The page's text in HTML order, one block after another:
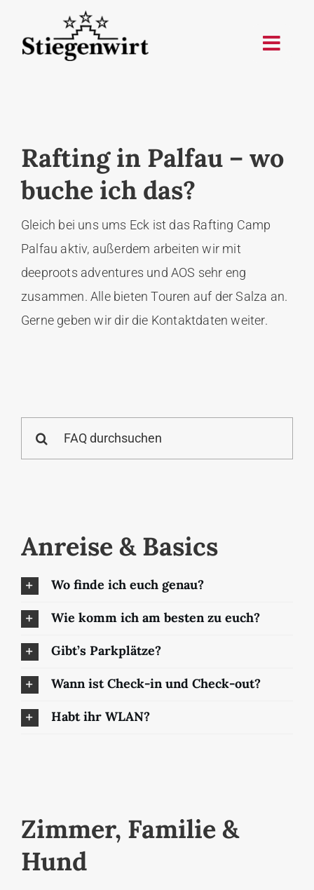
content
Rafting in Palfau – wo
buche ich das?
Gleich bei uns ums Eck ist das Rafting Camp
Palfau aktiv, außerdem arbeiten wir mit
deeproots adventures und AOS sehr eng
zusammen. Alle bieten Touren auf der Salza an.
Gerne geben wir dir die Kontaktdaten weiter.
Anreise & Basics
Wo finde ich euch genau?
Wie komm ich am besten zu euch?
Gibt’s Parkplätze?
Wann ist Check-in und Check-out?
Habt ihr WLAN?
Zimmer, Familie &
Hund